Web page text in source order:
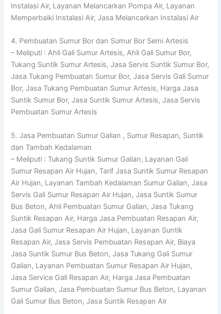
Instalasi Air, Layanan Melancarkan Pompa Air, Layanan
Memperbaiki Instalasi Air, Jasa Melancarkan Instalasi Air
4. Pembuatan Sumur Bor dan Sumur Bor Semi Artesis
– Meliputi : Ahli Gali Sumur Artesis, Ahli Gali Sumur Bor,
Tukang Suntik Sumur Artesis, Jasa Servis Suntik Sumur Bor,
Jasa Tukang Pembuatan Sumur Bor, Jasa Servis Gali Sumur
Bor, Jasa Tukang Pembuatan Sumur Artesis, Harga Jasa
Suntik Sumur Bor, Jasa Suntik Sumur Artesis, Jasa Servis
Pembuatan Sumur Artesis
5. Jasa Pembuatan Sumur Galian , Sumur Resapan, Suntik
dan Tambah Kedalaman
– Meliputi : Tukang Suntik Sumur Galian, Layanan Gali
Sumur Resapan Air Hujan, Tarif Jasa Suntik Sumur Resapan
Air Hujan, Layanan Tambah Kedalaman Sumur Galian, Jasa
Servis Gali Sumur Resapan Air Hujan, Jasa Suntik Sumur
Bus Beton, Ahli Pembuatan Sumur Galian, Jasa Tukang
Suntik Resapan Air, Harga Jasa Pembuatan Resapan Air,
Jasa Gali Sumur Resapan Air Hujan, Layanan Suntik
Resapan Air, Jasa Servis Pembuatan Resapan Air, Biaya
Jasa Suntik Sumur Bus Beton, Jasa Tukang Gali Sumur
Galian, Layanan Pembuatan Sumur Resapan Air Hujan,
Jasa Service Gali Resapan Air, Harga Jasa Pembuatan
Sumur Galian, Jasa Pembuatan Sumur Bus Beton, Layanan
Gali Sumur Bus Beton, Jasa Suntik Resapan Air